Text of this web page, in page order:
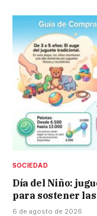
SOCIEDAD
Día del Niño:
para sostener
6 de agosto de 2026